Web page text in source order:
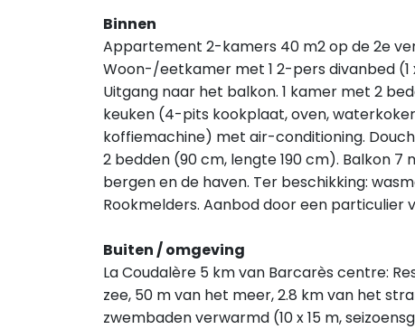
Binnen
Appartement 2-kamers 40 m2 op de 2e
Woon-/eetkamer met 1 2-pers divanbed (1
Uitgang naar het balkon. 1 kamer met 2
keuken (4-pits kookplaat, oven,
koffiemachine) met air-conditioning.
2 bedden (90 cm, lengte 190 cm). Balkon
bergen en de haven. Ter beschikking:
Rookmelders. Aanbod door een particulier
Buiten / omgeving
La Coudalère 5 km van Barcarès centre:
zee, 50 m van het meer, 2.8 km van het
zwembaden verwarmd (10 x 15 m,